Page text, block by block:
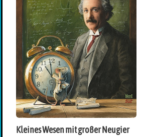
Kleines Wesen mit großer Neugier